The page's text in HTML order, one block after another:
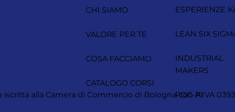
CHI SIAMO
VALORE PER TE
COSA FACCIAMO
CATALOGO CORSI
ESPERIENZE
LEAN SIX
INDUSTRIAL
MAKERS
PDC-AI
alla Camera di Commercio di Bologna con P.IVA